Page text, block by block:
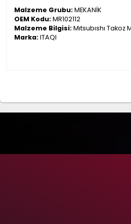
Malzeme Grubu:MEKANİK
OEM Kodu:MR102112
Malzeme Bilgisi:Mıtsubıshı
Marka:ITAQI